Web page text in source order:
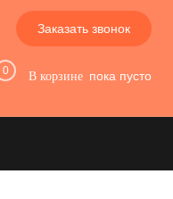
Заказать звонок
0 В корзине пока пусто